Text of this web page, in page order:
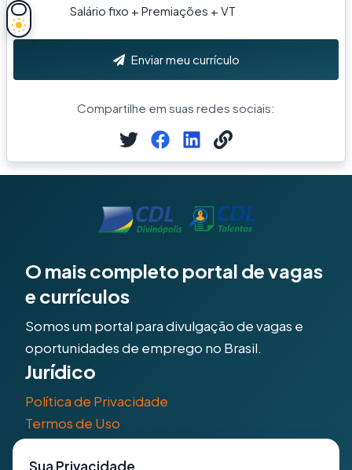
Salário fixo + Premiações + VT
Enviar meu currículo
Compartilhe em suas redes sociais:
O mais completo portal de vagas
e currículos
Somos um portal para divulgação de vagas e
oportunidades de emprego no Brasil.
Jurídico
Política de Privacidade
Termos de Uso
Explore
Sua Privacidade